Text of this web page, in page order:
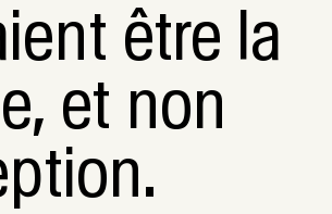
être la
et non